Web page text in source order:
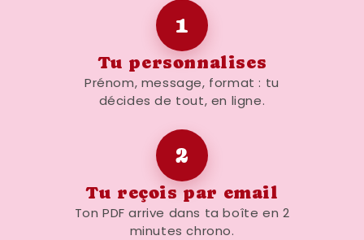
1
Tu personnalises
Prénom, message, format : tu
décides de tout, en ligne.
2
Tu reçois par email
Ton PDF arrive dans ta boîte en 2
minutes chrono.